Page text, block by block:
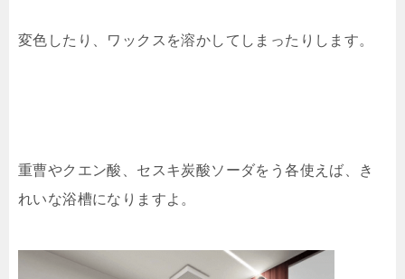
変色したり、ワックスを溶かしてしまったりします。
重曹やクエン酸、セスキ炭酸ソーダをう各使えば、き
れいな浴槽になりますよ。